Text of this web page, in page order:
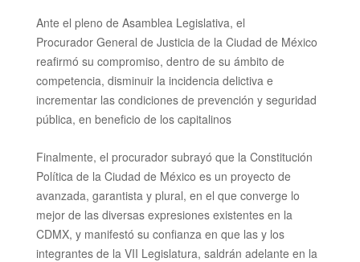
Ante el pleno de Asamblea Legislativa, el
ProcuradorGeneral de Justicia de la Ciudad de México
reafirmó su compromiso, dentro de su ámbito de
competencia, disminuir la incidencia delictiva e
incrementar las condiciones de prevención y seguridad
pública, en beneficio de los capitalinos
Finalmente, el procuradorsubrayó que la Constitución
Política de la Ciudad de México es un proyecto de
avanzada, garantista y plural, en el que converge lo
mejor de las diversas expresiones existentes en la
CDMX, y manifestó su confianza en que las y los
integrantes de la VII Legislatura, saldrán adelante en la